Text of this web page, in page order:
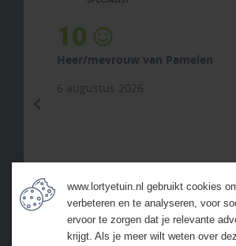
10
Heer/mevrouw van Pamelen
6 augustus 2026
ALLE
www.lortyetuin.nl gebruikt cookies
verbeteren en te analyseren, voor
ervoor te zorgen dat je relevante
krijgt. Als je meer wilt weten over